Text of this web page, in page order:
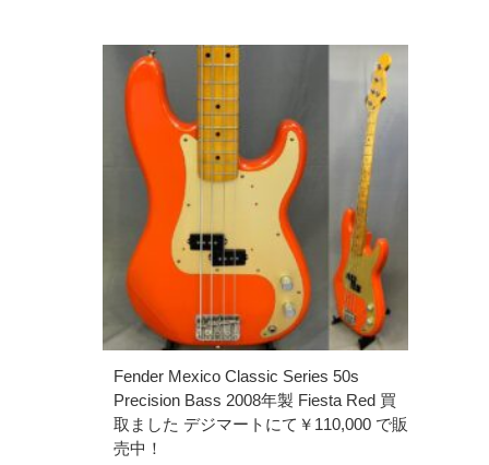
Fender Mexico Classic Series 50s
Precision Bass 2008年製 Fiesta Red 買
取ました デジマートにて￥110,000 で販
売中！